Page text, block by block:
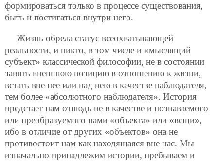
формироваться только в процессе существования,
быть и постигаться внутри него.
Жизнь обрела статус всеохватывающей
реальности, и никто, в том числе и «мыслящий
субъект» классической философии, не в состоянии
занять внешнюю позицию в отношению к жизни,
встать вне нее или над нею в качестве наблюдателя,
тем более «абсолютного наблюдателя». История
предстает нам отнюдь не в качестве и познаваемого
или преобразуемого нами «объекта» или «вещи»,
ибо в отличие от других «объектов» она не
противостоит нам как находящаяся вне нас. Мы
изначально принадлежим истории, пребываем и